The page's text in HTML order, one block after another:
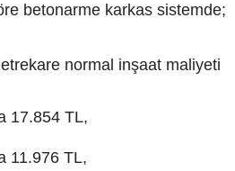
betonarme karkas sistemde;
normal inşaat maliyeti
17.854 TL,
11.976 TL,